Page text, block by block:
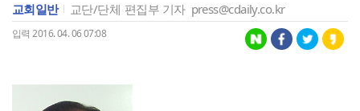
교회일반 교단/단체 편집부 기자 press@cdaily.co.kr
입력 2016. 04. 06 07:08